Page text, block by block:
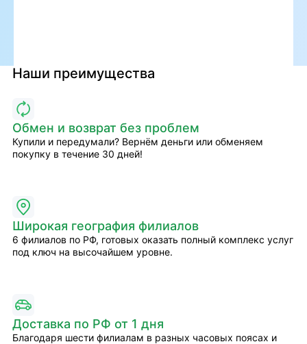
Наши преимущества
Обмен и возврат без проблем
Купили и передумали? Вернём деньги или обменяем
покупку в течение 30 дней!
Широкая география филиалов
6 филиалов по РФ, готовых оказать полный комплекс услуг
под ключ на высочайшем уровне.
Доставка по РФ от 1 дня
Благодаря шести филиалам в разных часовых поясах и